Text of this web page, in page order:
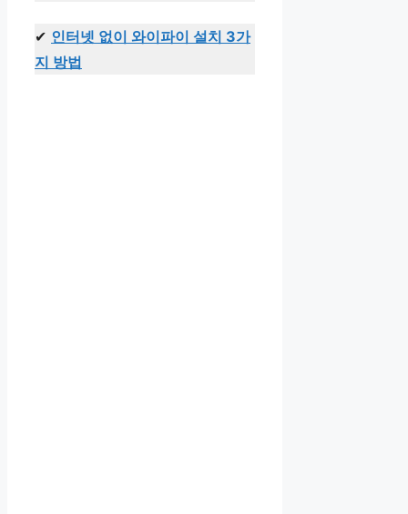
✔ 인터넷 없이 와이파이 설치 3가
지 방법